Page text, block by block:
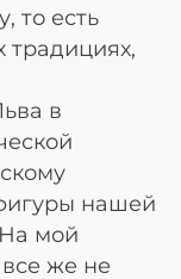
то есть
традициях,
в
нашей
мой
все же не